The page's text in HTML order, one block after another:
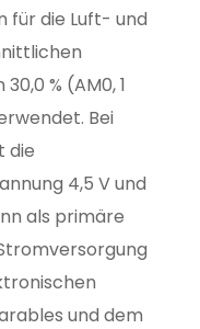
für die Luft- und
% (AM0, 1
Bei
die
4,5 V und
als primäre
und dem